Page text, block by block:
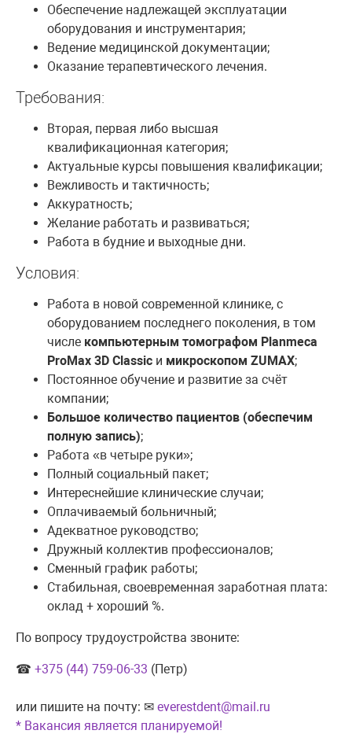
Обеспечение надлежащей эксплуатации
оборудования и инструментария;
Ведение медицинской документации;
Оказание терапевтического лечения.
Требования:
Вторая, первая либо высшая
квалификационная категория;
Актуальные курсы повышения квалификации;
Вежливость и тактичность;
Аккуратность;
Желание работать и развиваться;
Работа в будние и выходные дни.
Условия:
Работа в новой современной клинике, с
оборудованием последнего поколения, в том
числе компьютерным томографом Planmeca
ProMax 3D Classic и микроскопом ZUMAX;
Постоянное обучение и развитие за счёт
компании;
Большое количество пациентов (обеспечим
полную запись);
Работа «в четыре руки»;
Полный социальный пакет;
Интереснейшие клинические случаи;
Оплачиваемый больничный;
Адекватное руководство;
Дружный коллектив профессионалов;
Сменный график работы;
Стабильная, своевременная заработная плата:
оклад + хороший %.
По вопросу трудоустройства звоните:
☎ +375 (44) 759-06-33 (Петр)
или пишите на почту: ✉ everestdent@mail.ru
* Вакансия является планируемой!